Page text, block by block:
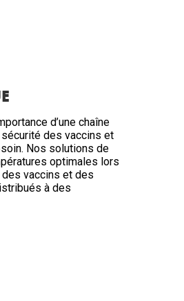
d’une chaîne
des vaccins et
Nos solutions de
optimales lors
vaccins et des
à des